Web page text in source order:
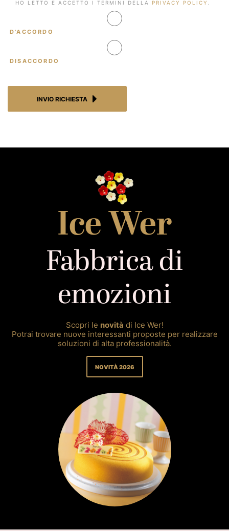
HO
ACCETTO
TERMINI
HO LETTO E ACCETTO I TERMINI DELLA PRIVACY POLICY
D'ACCORDO
DISACCORDO
INVIO RICHIESTA
Ice Wer
Fabbrica di
emozioni
Scopri le novità di Ice Wer!
Potrai trovare nuove interessanti proposte per realizzare
soluzioni di alta professionalità.
NOVITÀ 2026